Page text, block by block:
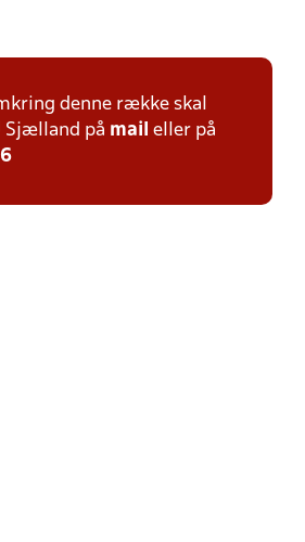
denne række skal
Sjælland på mail eller på